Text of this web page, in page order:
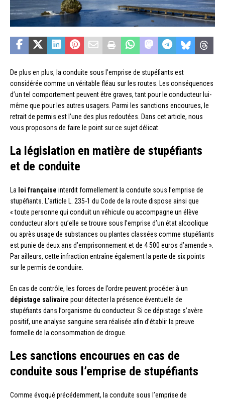
De plus en plus, la conduite sous l’emprise de stupéfiants est
considérée comme un véritable fléau sur les routes. Les conséquences
d’un tel comportement peuvent être graves, tant pour le conducteur lui-
même que pour les autres usagers. Parmi les sanctions encourues, le
retrait de permis est l’une des plus redoutées. Dans cet article, nous
vous proposons de faire le point sur ce sujet délicat.
La législation en matière de stupéfiants
et de conduite
La loi française interdit formellement la conduite sous l’emprise de
stupéfiants. L’article L. 235-1 du Code de la route dispose ainsi que
« toute personne qui conduit un véhicule ou accompagne un élève
conducteur alors qu’elle se trouve sous l’emprise d’un état alcoolique
ou après usage de substances ou plantes classées comme stupéfiants
est punie de deux ans d’emprisonnement et de 4 500 euros d’amende ».
Par ailleurs, cette infraction entraîne également la perte de six points
sur le permis de conduire.
En cas de contrôle, les forces de l’ordre peuvent procéder à un
dépistage salivaire pour détecter la présence éventuelle de
stupéfiants dans l’organisme du conducteur. Si ce dépistage s’avère
positif, une analyse sanguine sera réalisée afin d’établir la preuve
formelle de la consommation de drogue.
Les sanctions encourues en cas de
conduite sous l’emprise de stupéfiants
Comme évoqué précédemment, la conduite sous l’emprise de